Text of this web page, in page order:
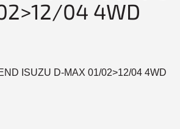
04 4WD
ISUZU D-MAX 01/02>12/04 4WD